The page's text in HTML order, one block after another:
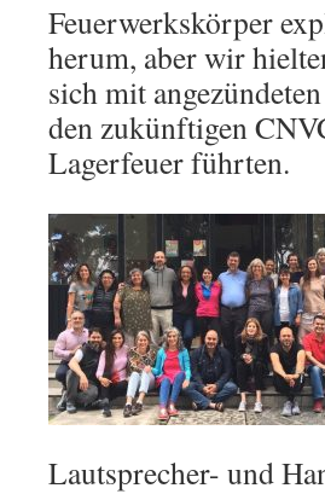
Feuerwerkskörper
herum, aber wir
sich mit
den zukünftigen
Lagerfeuer führten.
Lautsprecher- und